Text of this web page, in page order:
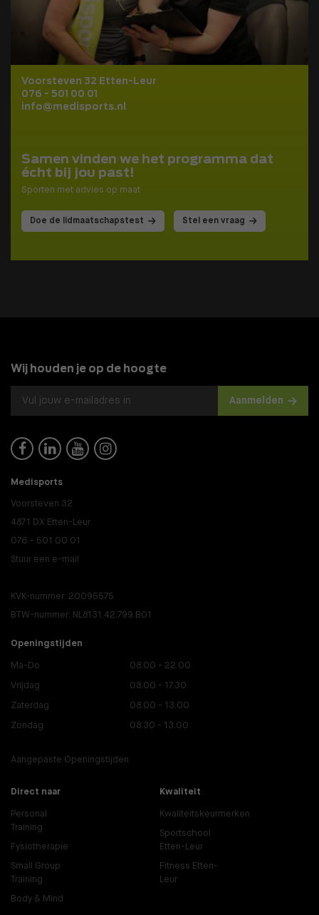
Voorsteven 32 Etten-Leur
076 - 501 00 01
info@medisports.nl
Samen vinden we het programma dat
écht bij jou past!
Sporten met advies op maat
Doe de lidmaatschapstest Stel een vraag
Wij houden je op de hoogte
Aanmelden
   
Medisports
Voorsteven 32
4871 DX Etten-Leur
076 - 501 00 01
Stuur een e-mail
KVK-nummer: 20095575
BTW-nummer: NL8131.42.799.B01
Openingstijden
Ma-Do 08.00 - 22.00
Vrijdag 08.00 - 17.30
Zaterdag 08.00 - 13.00
Zondag 08.30 - 13.00
Aangepaste Openingstijden
Direct naar
Personal
Training
Fysiotherapie
Small Group
Training
Body & Mind
Kwaliteit
Kwaliteitskeurmerken
Sportschool
Etten-Leur
Fitness Etten-
Leur